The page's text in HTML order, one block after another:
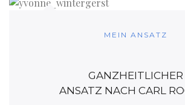
MEIN ANSATZ
GANZHEITLICHER
ANSATZ NACH CARL